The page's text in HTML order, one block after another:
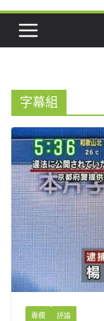
字幕組
專欄 評論